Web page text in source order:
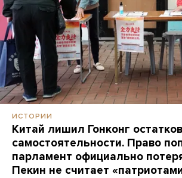
ИСТОРИИ
Китай лишил Гонконг остатков
самостоятельности. Право
парламент официально
Пекин не считает